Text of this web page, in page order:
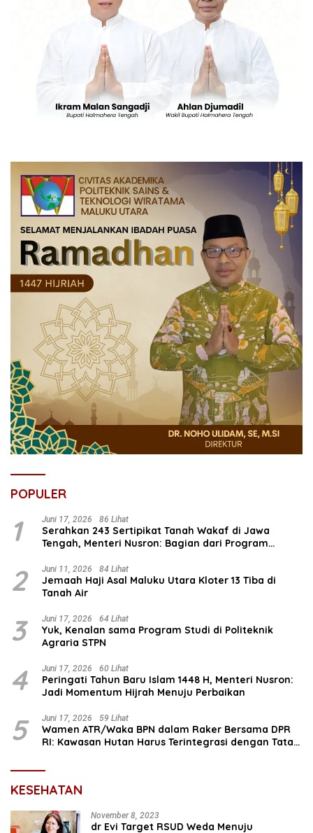
POPULER
1 Juni 17, 2026 86 Lihat
Serahkan 243 Sertipikat Tanah Wakaf di Jawa
Tengah, Menteri Nusron: Bagian dari Program
Umat
2 Juni 11, 2026 84 Lihat
Jemaah Haji Asal Maluku Utara Kloter 13 Tiba di
Tanah Air
3 Juni 17, 2026 64 Lihat
Yuk, Kenalan sama Program Studi di Politeknik
Agraria STPN
4 Juni 17, 2026 60 Lihat
Peringati Tahun Baru Islam 1448 H, Menteri Nusron:
Jadi Momentum Hijrah Menuju Perbaikan
5 Juni 17, 2026 59 Lihat
Wamen ATR/Waka BPN dalam Raker Bersama DPR
RI: Kawasan Hutan Harus Terintegrasi dengan Tata
KESEHATAN
November 8, 2023
dr Evi Target RSUD Weda Menuju